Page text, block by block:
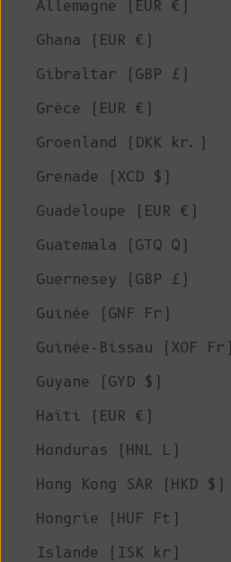
Allemagne (EUR €)
Ghana (EUR €)
Gibraltar (GBP £)
Grèce (EUR €)
Groenland (DKK kr.)
Grenade (XCD $)
Guadeloupe (EUR €)
Guatemala (GTQ Q)
Guernesey (GBP £)
Guinée (GNF Fr)
Guinée-Bissau (XOF Fr)
Guyane (GYD $)
Haïti (EUR €)
Honduras (HNL L)
Hong Kong SAR (HKD $)
Hongrie (HUF Ft)
Islande (ISK kr)